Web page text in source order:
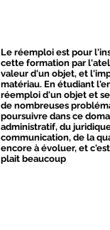
Le réemploi est pour
cette formation par
valeur d'un objet, et
matériau. En étudiant
réemploi d'un objet et
de nombreuses
poursuivre dans ce
administratif, du
communication, de la
encore à évoluer, et
plait beaucoup